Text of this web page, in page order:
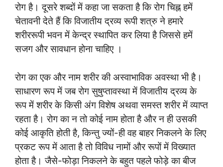
रोग है। दूसरे शब्दों में कहा जा सकता है कि रोग चिह्न हमें
चेतावनी देते हैं कि विजातीय द्रव्य रूपी शत्रु ने हमारे
शरीररूपी भवन में केन्द्र स्थापित कर लिया है जिससे हमें
सजग और सावधान होना चाहिए ।
रोग का एक और नाम शरीर की अस्वाभाविक अवस्था भी है।
साधारण रूप में जब रोग सुषुप्तावस्था में विजातीय द्रव्य के
रूप में शरीर के किसी अंग विशेष अथवा समस्त शरीर में व्याप्त
रहता है। रोग का न तो कोई नाम होता है और न ही उसकी
कोई आकृति होती है, किन्तु ज्यों-ही वह बाहर निकलने के लिए
प्रकट रूप में आता है तो विविध नामों और रूपों में विख्यात
होता है। जैसे-फोड़ा निकलने के बहुत पहले फोड़े का बीज